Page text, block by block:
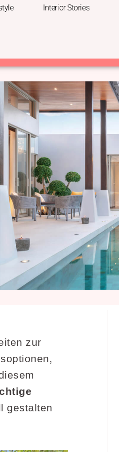
Interior Stories
zur
gestalten